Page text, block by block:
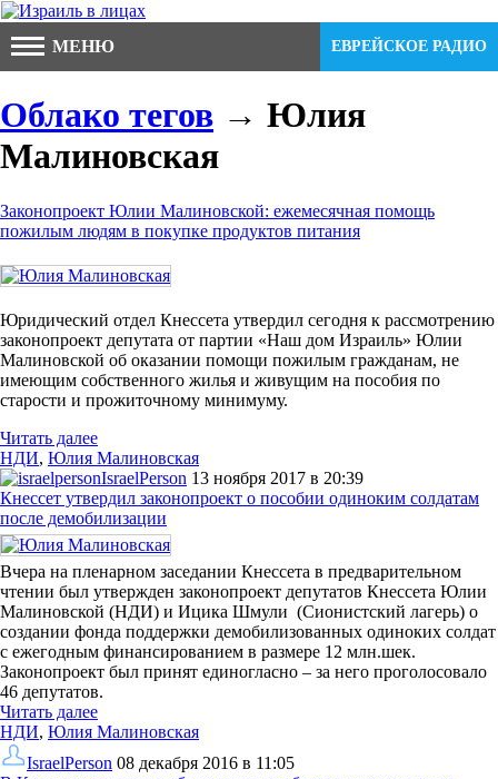
МЕНЮ ЕВРЕЙСКОЕ РАДИО
Облако тегов → Юлия
Малиновская
Законопроект Юлии Малиновской: ежемесячная помощь
пожилым людям в покупке продуктов питания
Юридический отдел Кнессета утвердил сегодня к рассмотрению
законопроект депутата от партии «Наш дом Израиль» Юлии
Малиновской об оказании помощи пожилым гражданам, не
имеющим собственного жилья и живущим на пособия по
старости и прожиточному минимуму.
Читать далее
НДИ, Юлия Малиновская
IsraelPerson 13 ноября 2017 в 20:39
Кнессет утвердил законопроект о пособии одиноким солдатам
после демобилизации
Вчера на пленарном заседании Кнессета в предварительном
чтении был утвержден законопроект депутатов Кнессета Юлии
Малиновской (НДИ) и Ицика Шмули (Сионистский лагерь) о
создании фонда поддержки демобилизованных одиноких солдат
с ежегодным финансированием в размере 12 млн.шек.
Законопроект был принят единогласно – за него проголосовало
46 депутатов.
Читать далее
НДИ, Юлия Малиновская
IsraelPerson 08 декабря 2016 в 11:05